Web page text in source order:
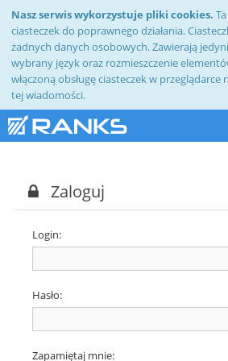
Nasz serwis wykorzystuje pliki cookies.
ciasteczek do poprawnego działania.
żadnych danych osobowych. Zawierają
wybrany język oraz rozmieszczenie
włączoną obsługę ciasteczek w przeglądarce
tej wiadomości.
Zaloguj
Login
Hasło
Zapamiętaj mnie